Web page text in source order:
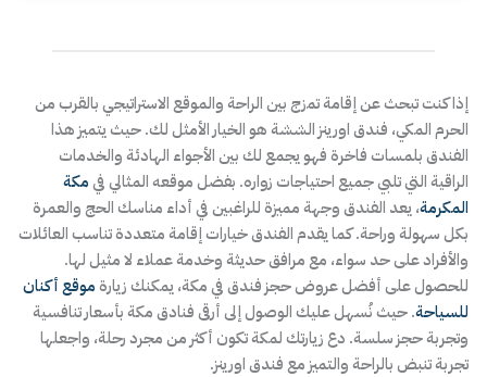
إذا كنت تبحث عن إقامة تمزج بين الراحة والموقع الاستراتيجي بالقرب من
الحرم المكي، فندق اورينز الششة هو الخيار الأمثل لك. حيث يتميز هذا
الفندق بلمسات فاخرة فهو يجمع لك بين الأجواء الهادئة والخدمات
الراقية التي تلبي جميع احتياجات زواره. بفضل موقعه المثالي فيمكة
المكرمة، يعد الفندق وجهة مميزة للراغبين في أداء مناسك الحج والعمرة
بكل سهولة وراحة. كما يقدم الفندق خيارات إقامة متعددة تناسب العائلات
والأفراد على حد سواء، مع مرافق حديثة وخدمة عملاء لا مثيل لها.
للحصول على أفضل عروض حجز فندق في مكة، يمكنك زيارةموقع أكنان
للسياحة. حيث نُسهل عليك الوصول إلى أرقى فنادق مكة بأسعار تنافسية
وتجربة حجز سلسة. دع زيارتك لمكة تكون أكثر من مجرد رحلة، واجعلها
تجربة تنبض بالراحة والتميز مع فندق اورينز.